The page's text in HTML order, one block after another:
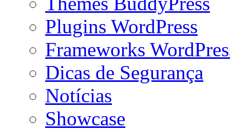
Plugins WordPress
Frameworks
Dicas de Segurança
Notícias
Showcase